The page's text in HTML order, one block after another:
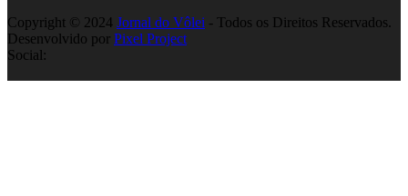
Copyright © 2024 Jornal do Vôlei - Todos os Direitos Reservados.
Desenvolvido por Pixel Project
Social: